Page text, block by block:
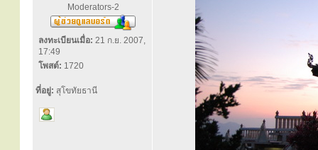
Moderators-2
ลงทะเบียนเมื่อ: 21 ก.ย. 2007,
17:49
โพสต์: 1720
ที่อยู่: สุโขทัยธานี